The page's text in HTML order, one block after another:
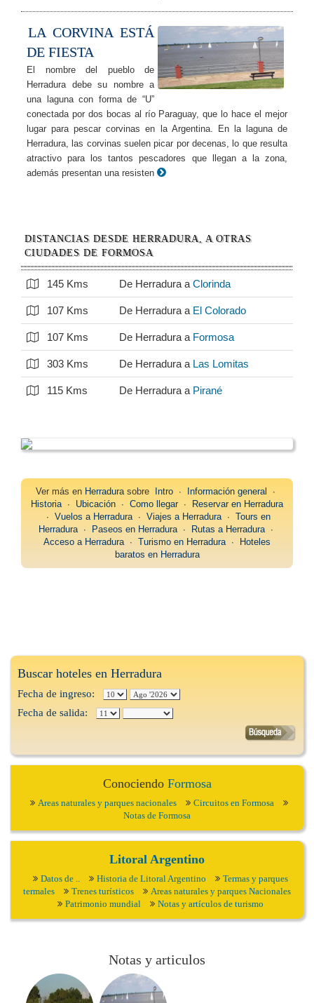
LA CORVINA ESTÁ
DE FIESTA
El nombre del pueblo de
Herradura debe su nombre a
una laguna con forma de “U”
conectada por dos bocas al río Paraguay, que lo hace el mejor
lugar para pescar corvinas en la Argentina. En la laguna de
Herradura, las corvinas suelen picar por decenas, lo que resulta
atractivo para los tantos pescadores que llegan a la zona,
además presentan una resisten
DISTANCIAS DESDE HERRADURA, A OTRAS
CIUDADES DE FORMOSA
145 Kms De Herradura a Clorinda
107 Kms De Herradura a El Colorado
107 Kms De Herradura a Formosa
303 Kms De Herradura a Las Lomitas
115 Kms De Herradura a Pirané
Ver más en Herradurasobre Intro ∙ Información general
∙
Historia∙ Ubicación ∙ Como llegar∙
Reservar en Herradura
∙ Vuelos a Herradura∙ Viajes a Herradura∙ Tours en
Herradura∙ Paseos en Herradura∙ Rutas a Herradura∙
Acceso a Herradura∙ Turismo en Herradura∙
Hoteles
baratos en Herradura
Buscar hoteles en Herradura
Fecha de ingreso:
Fecha de salida:
Conociendo Formosa
Areas naturales y parques nacionales
Circuitos en Formosa
Notas de Formosa
Litoral Argentino
Datos de .. Historia de Litoral Argentino
Termas y parques
termales
Trenes turísticos
Areas naturales y parques Nacionales
Patrimonio mundial
Notas y artículos de turismo
Notas y articulos